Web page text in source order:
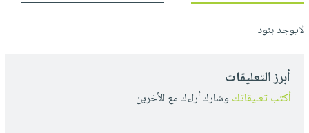
لايوجد بنود
أبرز التعليقات
أكتب تعليقاتك وشارك أراءك مع الأخرين